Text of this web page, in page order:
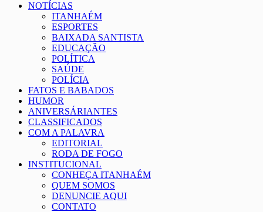
NOTÍCIAS
ITANHAÉM
ESPORTES
BAIXADA SANTISTA
EDUCAÇÃO
POLÍTICA
SAÚDE
POLÍCIA
FATOS E BABADOS
HUMOR
ANIVERSÁRIANTES
CLASSIFICADOS
COM A PALAVRA
EDITORIAL
RODA DE FOGO
INSTITUCIONAL
CONHEÇA ITANHAÉM
QUEM SOMOS
DENUNCIE AQUI
CONTATO